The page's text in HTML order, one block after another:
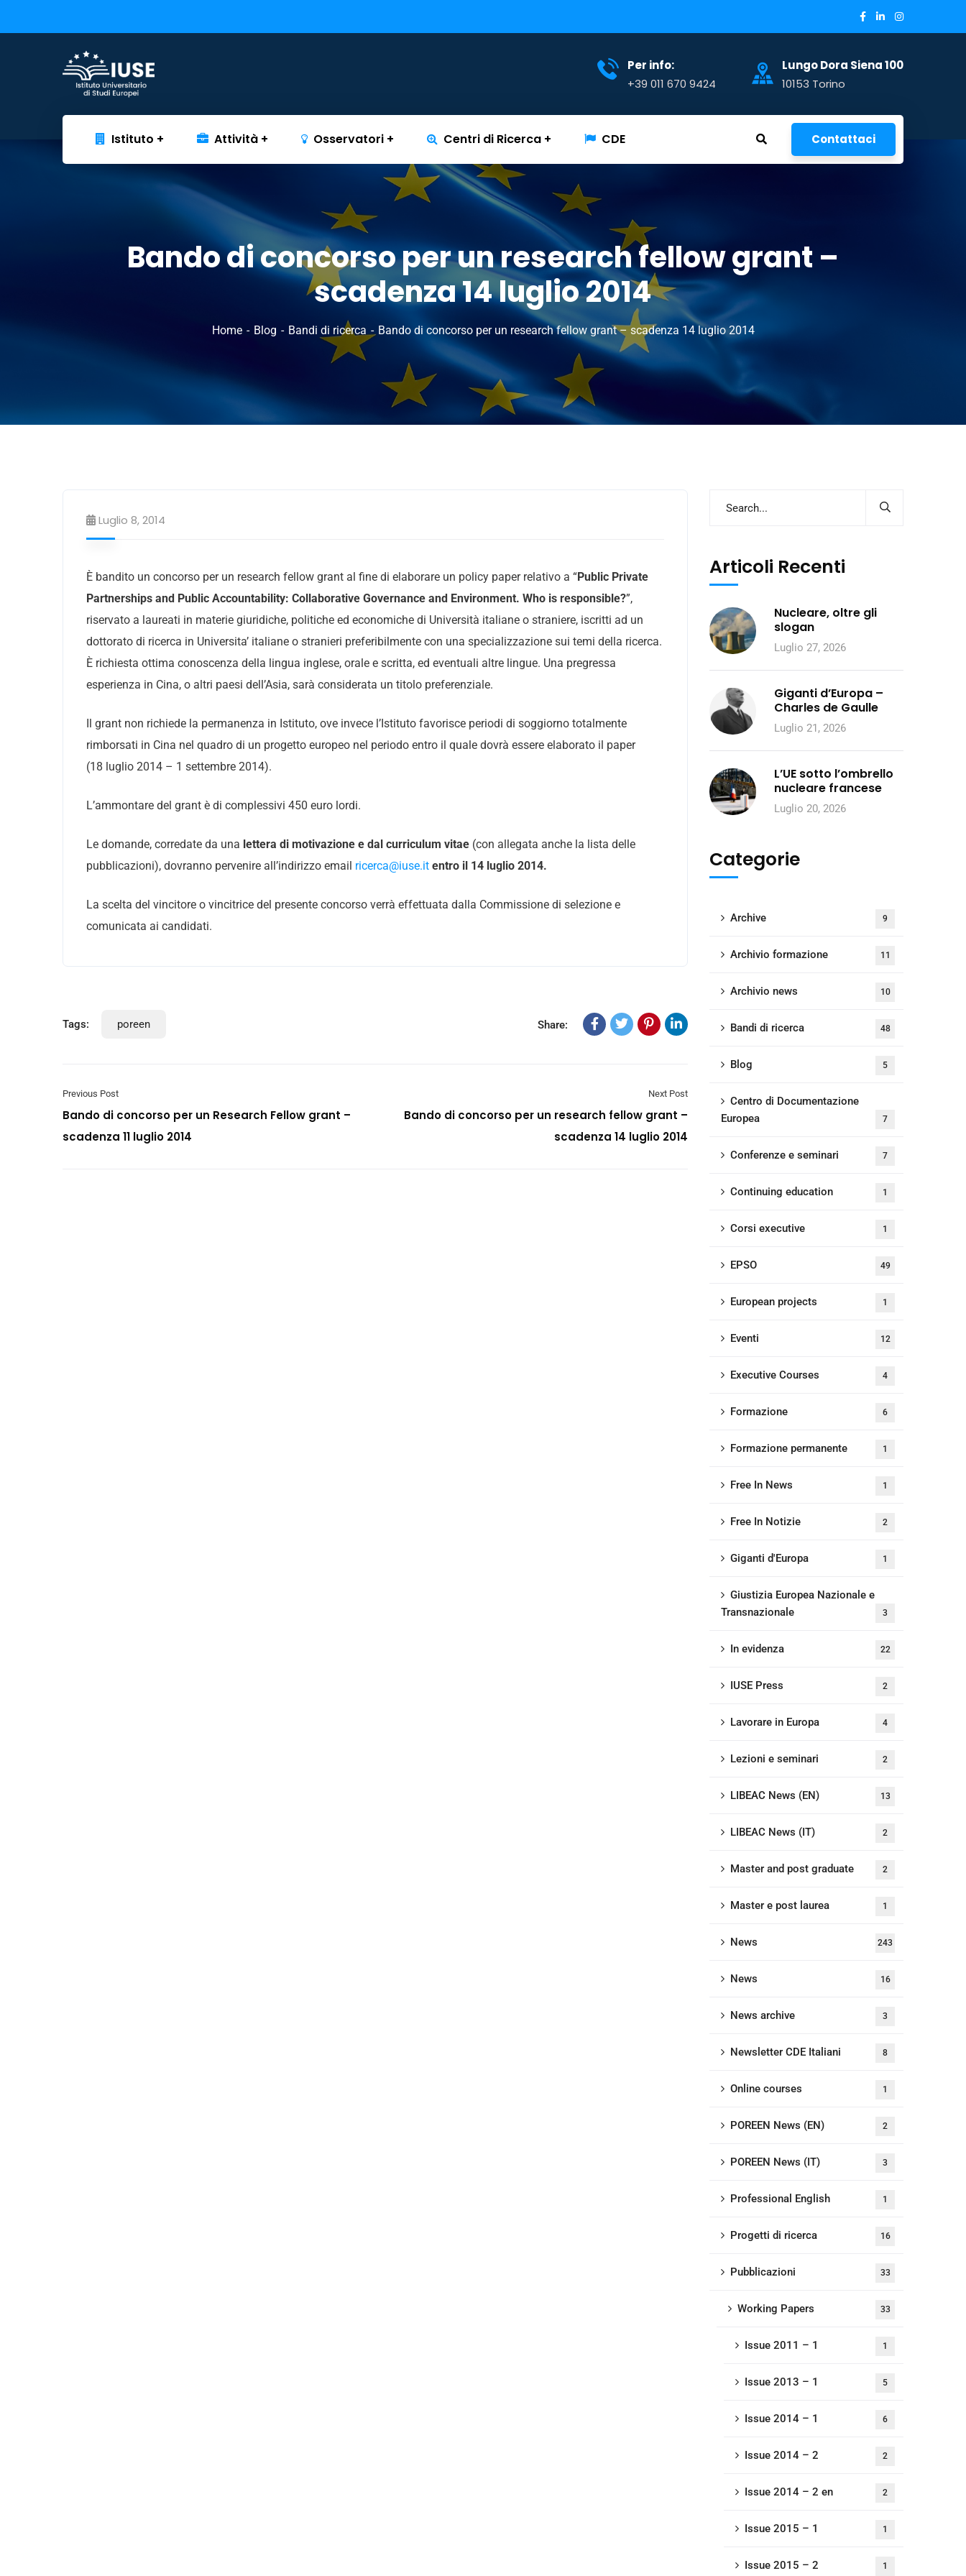
Per info:
+39 011 670 9424
Lungo Dora Siena 100
10153 Torino
Istituto Attività Osservatori Centri di Ricerca CDE Contattaci
Bando di concorso per un research fellow grant –
scadenza 14 luglio 2014
Home Blog Bandi di ricerca Bando di concorso per un research fellow grant – scadenza 14 luglio 2014
Luglio 8, 2014
È bandito un concorso per un research fellow grant al fine di elaborare un policy paper relativo a “Public Private
Partnerships and Public Accountability: Collaborative Governance and Environment. Who is responsible?”,
riservato a laureati in materie giuridiche, politiche ed economiche di Università italiane o straniere, iscritti ad un
dottorato di ricerca in Universita’ italiane o stranieri preferibilmente con una specializzazione sui temi della ricerca.
È richiesta ottima conoscenza della lingua inglese, orale e scritta, ed eventuali altre lingue. Una pregressa
esperienza in Cina, o altri paesi dell’Asia, sarà considerata un titolo preferenziale.
Il grant non richiede la permanenza in Istituto, ove invece l’Istituto favorisce periodi di soggiorno totalmente
rimborsati in Cina nel quadro di un progetto europeo nel periodo entro il quale dovrà essere elaborato il paper
(18 luglio 2014 – 1 settembre 2014).
L’ammontare del grant è di complessivi 450 euro lordi.
Le domande, corredate da una lettera di motivazione e dal curriculum vitae (con allegata anche la lista delle
pubblicazioni), dovranno pervenire all’indirizzo email ricerca@iuse.it entro il 14 luglio 2014.
La scelta del vincitore o vincitrice del presente concorso verrà effettuata dalla Commissione di selezione e
comunicata ai candidati.
Tags: poreen Share:
Previous Post
Bando di concorso per un Research Fellow grant –
scadenza 11 luglio 2014
Next Post
Bando di concorso per un research fellow grant –
scadenza 14 luglio 2014
Articoli Recenti
Nucleare, oltre gli
slogan
Luglio 27, 2026
Giganti d’Europa –
Charles de Gaulle
Luglio 21, 2026
L’UE sotto l’ombrello
nucleare francese
Luglio 20, 2026
Categorie
Archive 9
Archivio formazione 11
Archivio news 10
Bandi di ricerca 48
Blog 5
Centro di Documentazione
Europea
7
Conferenze e seminari 7
Continuing education 1
Corsi executive 1
EPSO 49
European projects 1
Eventi 12
Executive Courses 4
Formazione 6
Formazione permanente 1
Free In News 1
Free In Notizie 2
Giganti d'Europa 1
Giustizia Europea Nazionale e
Transnazionale
3
In evidenza 22
IUSE Press 2
Lavorare in Europa 4
Lezioni e seminari 2
LIBEAC News (EN) 13
LIBEAC News (IT) 2
Master and post graduate 2
Master e post laurea 1
News 243
News 16
News archive 3
Newsletter CDE Italiani 8
Online courses 1
POREEN News (EN) 2
POREEN News (IT) 3
Professional English 1
Progetti di ricerca 16
Pubblicazioni 33
Working Papers 33
Issue 2011 – 1 1
Issue 2013 – 1 5
Issue 2014 – 1 6
Issue 2014 – 2 2
Issue 2014 – 2 en 2
Issue 2015 – 1 1
Issue 2015 – 2 1